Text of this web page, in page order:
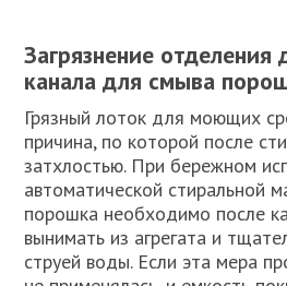
Загрязнение
канала для смыва
Грязный лоток для моющих
причина, по которой после
затхлостью. При бережном
автоматической стиральной
порошка необходимо после
вынимать из агрегата и
струей воды. Если эта мера